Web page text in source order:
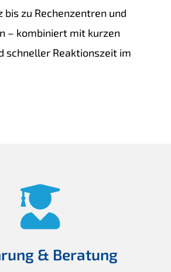
bis zu Rechenzentren und
– kombiniert mit kurzen
schneller Reaktionszeit im
& Beratung